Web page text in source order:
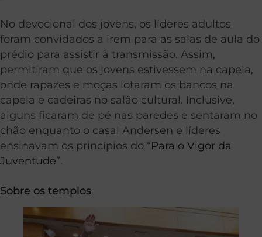
No devocional dos jovens, os líderes adultos
foram convidados a irem para as salas de aula do
prédio para assistir à transmissão. Assim,
permitiram que os jovens estivessem na capela,
onde rapazes e moças lotaram os bancos na
capela e cadeiras no salão cultural. Inclusive,
alguns ficaram de pé nas paredes e sentaram no
chão enquanto o casal Andersen e líderes
ensinavam os princípios do “Para o Vigor da
Juventude”.
Sobre os templos